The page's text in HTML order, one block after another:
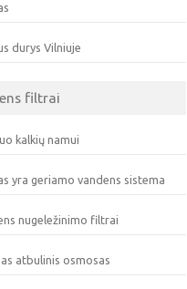
durys Vilniuje
filtrai
kalkių namui
yra geriamo vandens sistema
nugeležinimo filtrai
atbulinis osmosas